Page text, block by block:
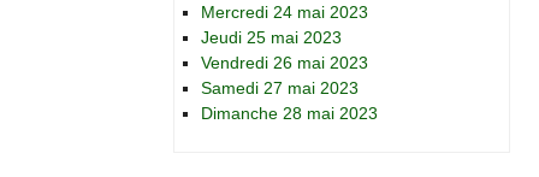
Mercredi 24 mai 2023
Jeudi 25 mai 2023
Vendredi 26 mai 2023
Samedi 27 mai 2023
Dimanche 28 mai 2023